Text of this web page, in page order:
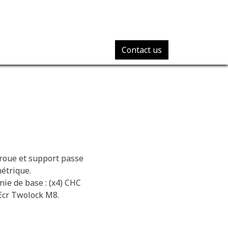
Contact us
et support passe
de base : (x4) CHC
Twolock M8.